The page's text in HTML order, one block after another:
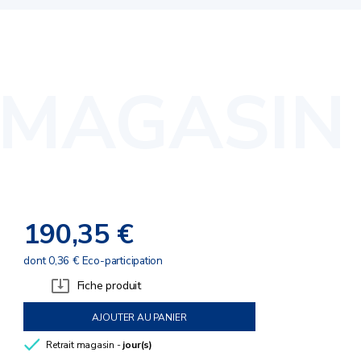
190,35 €
dont 0,36 € Eco-participation
Fiche produit
AJOUTER AU PANIER
Retrait magasin -jour(s)